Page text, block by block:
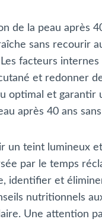
de la peau après
sans recourir
facteurs
et redonner
optimal et garantir
après 40 ans
un teint lumineux
par le temps
identifier et
nutritionnels
Une attention